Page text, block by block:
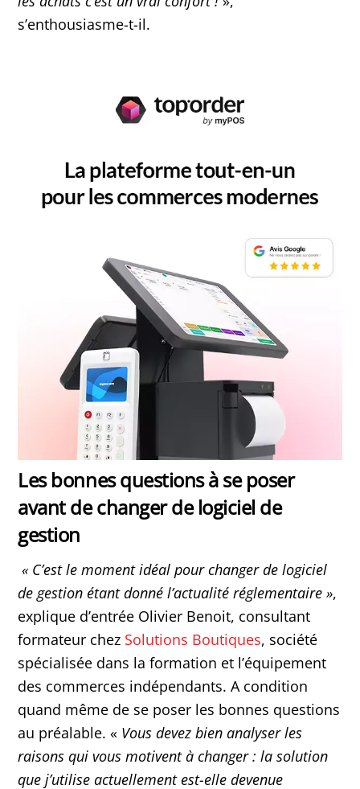
s’enthousiasme-t-il.
Les bonnes questions à se poser
avant de changer de logiciel de
gestion
« C’est le moment idéal pour changer de logiciel
de gestion étant donné l’actualité réglementaire »,
explique d’entrée Olivier Benoit, consultant
formateur chez Solutions Boutiques, société
spécialisée dans la formation et l’équipement
des commerces indépendants. A condition
quand même de se poser les bonnes questions
au préalable. « Vous devez bien analyser les
raisons qui vous motivent à changer : la solution
que j’utilise actuellement est-elle devenue